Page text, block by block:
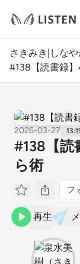
さきみき|しな
#138【読書録
2026-03-27
#138【
ら術
フ
再生